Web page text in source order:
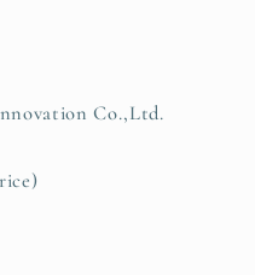
Co.,Ltd.